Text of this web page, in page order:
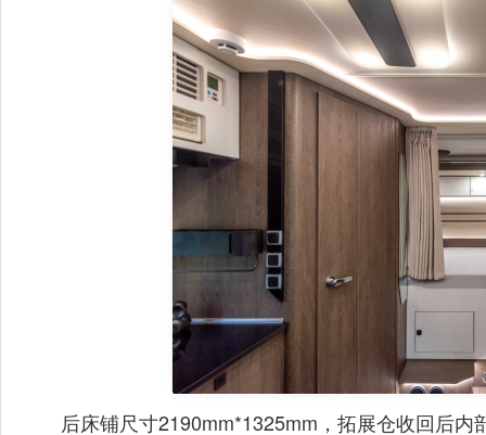
后床铺尺寸2190mm*1325mm ，拓展仓收回后内